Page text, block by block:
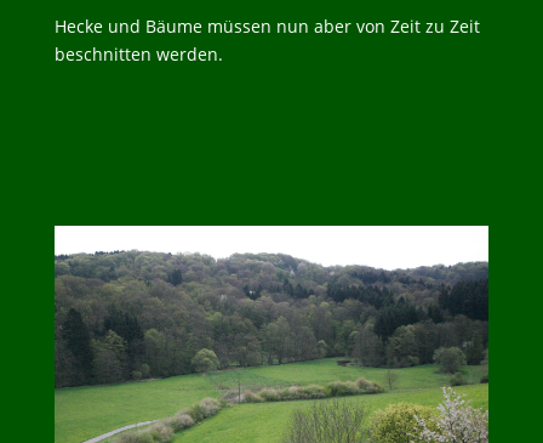
Hecke und Bäume müssen nun aber von Zeit zu Zeit
beschnitten werden.